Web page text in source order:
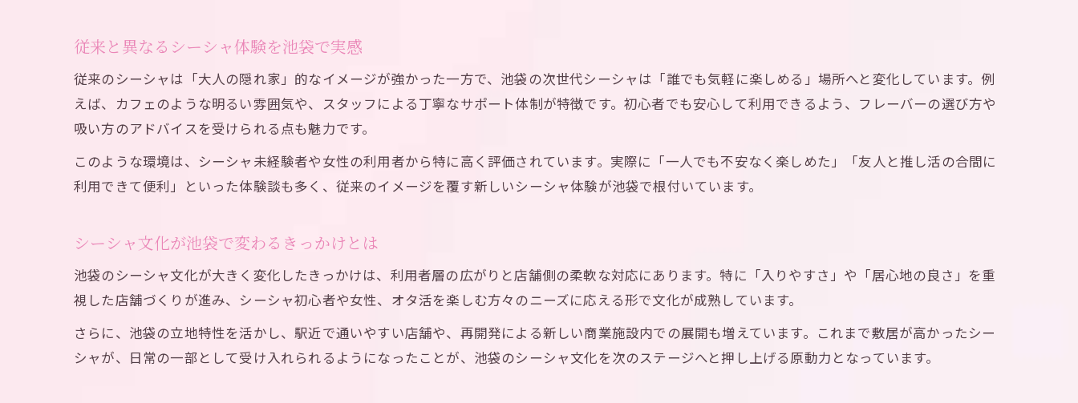
シーシャ初心者が池袋で楽しむためのポイント
スタッフが親切な池袋のシーシャスポット紹介
従来と異なるシーシャ体験を池袋で実感
従来のシーシャは「大人の隠れ家」的なイメージが強かった一方で、池袋の次世代シーシャは「誰でも気軽に楽しめる」場所へと変化しています。例
えば、カフェのような明るい雰囲気や、スタッフによる丁寧なサポート体制が特徴です。初心者でも安心して利用できるよう、フレーバーの選び方や
吸い方のアドバイスを受けられる点も魅力です。
このような環境は、シーシャ未経験者や女性の利用者から特に高く評価されています。実際に「一人でも不安なく楽しめた」「友人と推し活の合間に
利用できて便利」といった体験談も多く、従来のイメージを覆す新しいシーシャ体験が池袋で根付いています。
シーシャ文化が池袋で変わるきっかけとは
池袋のシーシャ文化が大きく変化したきっかけは、利用者層の広がりと店舗側の柔軟な対応にあります。特に「入りやすさ」や「居心地の良さ」を重
視した店舗づくりが進み、シーシャ初心者や女性、オタ活を楽しむ方々のニーズに応える形で文化が成熟しています。
さらに、池袋の立地特性を活かし、駅近で通いやすい店舗や、再開発による新しい商業施設内での展開も増えています。これまで敷居が高かったシー
シャが、日常の一部として受け入れられるようになったことが、池袋のシーシャ文化を次のステージへと押し上げる原動力となっています。